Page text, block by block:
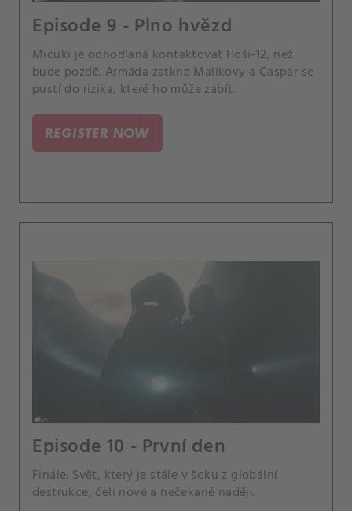
Episode 9 - Plno hvězd
Micuki je odhodlaná kontaktovat Hoši-12, než
bude pozdě. Armáda zatkne Malikovy a Caspar se
pustí do rizika, které ho může zabít.
REGISTER NOW
Episode 10 - První den
Finále. Svět, který je stále v šoku z globální
destrukce, čelí nové a nečekané naději.